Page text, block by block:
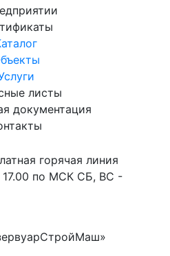
листы
документация
горячая линия
по МСК СБ, ВС -